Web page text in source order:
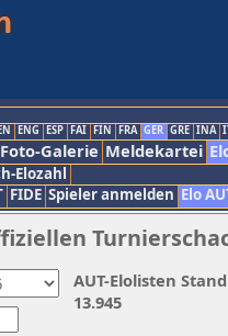
ENG ESP FAI FIN FRA GER GRE INA
Foto-Galerie Meldekartei
Elozahl
FIDE Spieler anmelden Elo
AUT-Elolisten
13.945